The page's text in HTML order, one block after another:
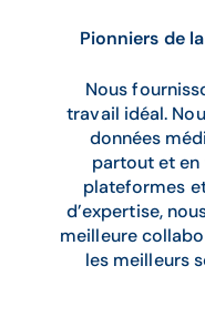
Pionniers de
Nous
travail idéal.
données
partout et en
plateformes
d’expertise,
meilleure
les meilleurs